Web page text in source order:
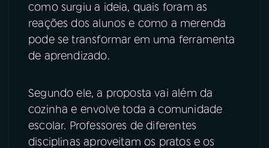
como surgiu a ideia, quais foram as
reações dos alunos e como a merenda
pode se transformar em uma ferramenta
de aprendizado.
Segundo ele, a proposta vai além da
cozinha e envolve toda a comunidade
escolar. Professores de diferentes
disciplinas aproveitam os pratos e os